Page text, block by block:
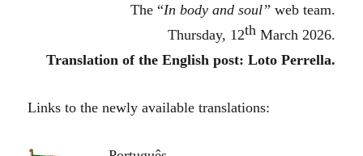
The “In body and soul” web team.
Thursday, 12thMarch 2026.
Translation of the English post: Loto Perrella.
Links to the newly available translations: